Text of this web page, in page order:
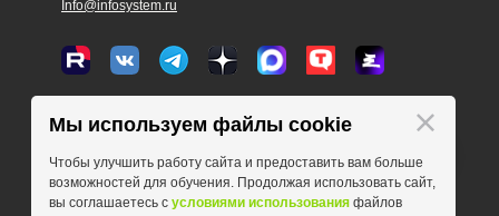
Info@infosystem.ru
Москва, 111123, ул. Плеханова, 4а
схема проезда
Мы используем файлы cookie
Чтобы улучшить работу сайта и предоставить вам больше
возможностей для обучения. Продолжая использовать сайт,
вы соглашаетесь с условиями использования файлов